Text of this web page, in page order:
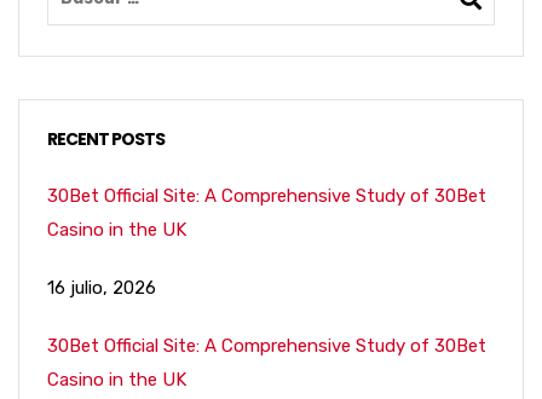
RECENT POSTS
30Bet Official Site: A Comprehensive Study of 30Bet
Casino in the UK
16 julio, 2026
30Bet Official Site: A Comprehensive Study of 30Bet
Casino in the UK